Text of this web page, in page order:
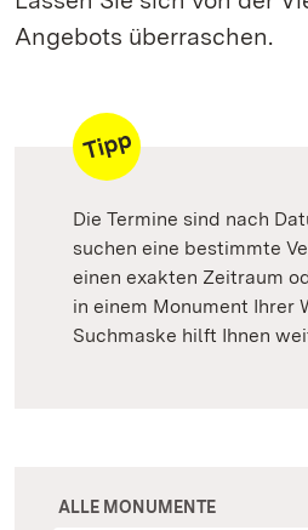
Angebots überraschen.
Die Termine sind nach
suchen eine bestimmte
einen exakten Zeitraum
in einem Monument Ihrer
Suchmaske hilft Ihnen
ALLE MONUMENTE